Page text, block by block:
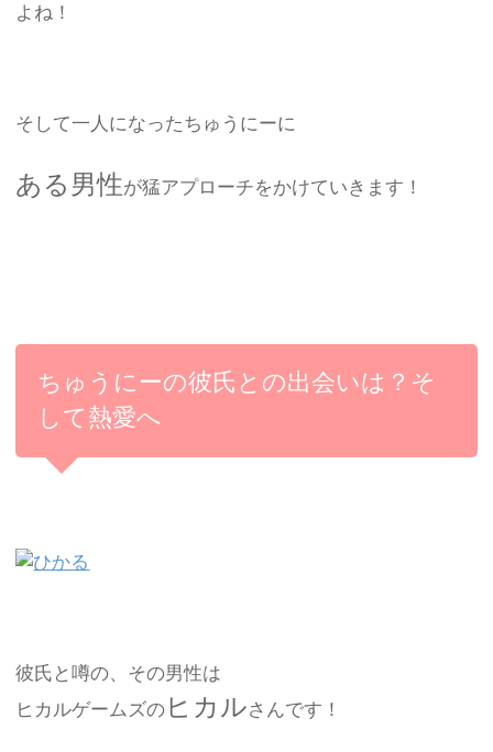
よね！
そして一人になったちゅうにーに
ある男性が猛アプローチをかけていきます！
ちゅうにーの彼氏との出会いは？そ
して熱愛へ
彼氏と噂の、その男性は
ヒカルゲームズの ヒカルさんです！